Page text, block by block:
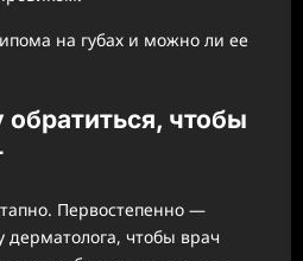
чтобы
Первостепенно —
дерматолога, чтобы врач